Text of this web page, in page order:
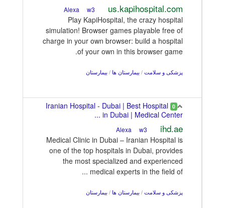
us.kapihospital.com
w3
Play KapiHospital, the crazy hospital
simulation! Browser games playable free of
charge in your own browser: build a hospital
of your own in this browser game.
پزشکی و سلامت / بیمارستان ها / بیمارستان
0
Iranian Hospital - Dubai | Best Hospital
in Dubai | Medical Center ...
ihd.ae
w3
Medical Clinic in Dubai – Iranian Hospital is
one of the top hospitals in Dubai, provides
the most specialized and experienced
medical experts in the field of ...
پزشکی و سلامت / بیمارستان ها / بیمارستان